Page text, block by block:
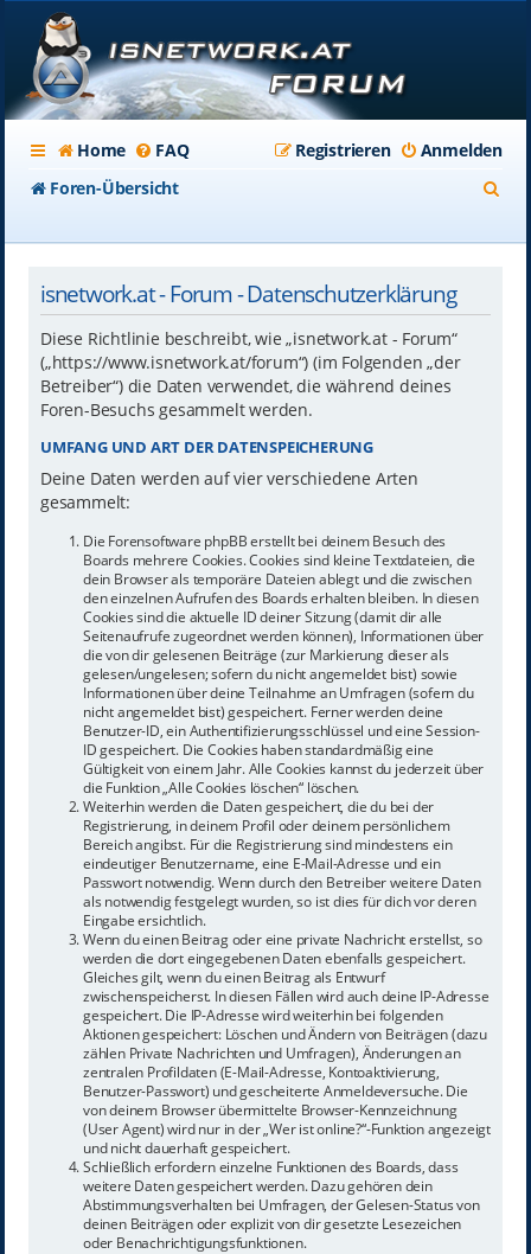
Home FAQ Anmelden
Registrieren
Foren-Übersicht
isnetwork.at - Forum - Datenschutzerklärung
Diese Richtlinie beschreibt, wie „isnetwork.at - Forum“
(„https://www.isnetwork.at/forum“) (im Folgenden „der
Betreiber“) die Daten verwendet, die während deines
Foren-Besuchs gesammelt werden.
UMFANG UND ART DER DATENSPEICHERUNG
Deine Daten werden auf vier verschiedene Arten
gesammelt:
Die Forensoftware phpBB erstellt bei deinem Besuch des
Boards mehrere Cookies. Cookies sind kleine Textdateien, die
dein Browser als temporäre Dateien ablegt und die zwischen
den einzelnen Aufrufen des Boards erhalten bleiben. In diesen
Cookies sind die aktuelle ID deiner Sitzung (damit dir alle
Seitenaufrufe zugeordnet werden können), Informationen über
die von dir gelesenen Beiträge (zur Markierung dieser als
gelesen/ungelesen; sofern du nicht angemeldet bist) sowie
Informationen über deine Teilnahme an Umfragen (sofern du
nicht angemeldet bist) gespeichert. Ferner werden deine
Benutzer-ID, ein Authentifizierungsschlüssel und eine Session-
ID gespeichert. Die Cookies haben standardmäßig eine
Gültigkeit von einem Jahr. Alle Cookies kannst du jederzeit über
die Funktion „Alle Cookies löschen“ löschen.
Weiterhin werden die Daten gespeichert, die du bei der
Registrierung, in deinem Profil oder deinem persönlichem
Bereich angibst. Für die Registrierung sind mindestens ein
eindeutiger Benutzername, eine E-Mail-Adresse und ein
Passwort notwendig. Wenn durch den Betreiber weitere Daten
als notwendig festgelegt wurden, so ist dies für dich vor deren
Eingabe ersichtlich.
Wenn du einen Beitrag oder eine private Nachricht erstellst, so
werden die dort eingegebenen Daten ebenfalls gespeichert.
Gleiches gilt, wenn du einen Beitrag als Entwurf
zwischenspeicherst. In diesen Fällen wird auch deine IP-Adresse
gespeichert. Die IP-Adresse wird weiterhin bei folgenden
Aktionen gespeichert: Löschen und Ändern von Beiträgen (dazu
zählen Private Nachrichten und Umfragen), Änderungen an
zentralen Profildaten (E-Mail-Adresse, Kontoaktivierung,
Benutzer-Passwort) und gescheiterte Anmeldeversuche. Die
von deinem Browser übermittelte Browser-Kennzeichnung
(User Agent) wird nur in der „Wer ist online?“-Funktion angezeigt
und nicht dauerhaft gespeichert.
Schließlich erfordern einzelne Funktionen des Boards, dass
weitere Daten gespeichert werden. Dazu gehören dein
Abstimmungsverhalten bei Umfragen, der Gelesen-Status von
deinen Beiträgen oder explizit von dir gesetzte Lesezeichen
oder Benachrichtigungsfunktionen.